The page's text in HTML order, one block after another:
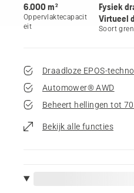
6.000 m²
Oppervlaktecapacit
eit
Fysiek
Virtueel
Soort
Draadloze EPOS-
Automower® AWD
Beheert hellingen tot
Bekijk alle functies